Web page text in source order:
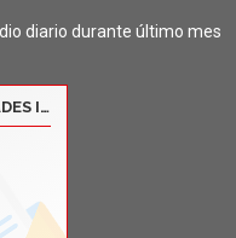
diario durante último mes